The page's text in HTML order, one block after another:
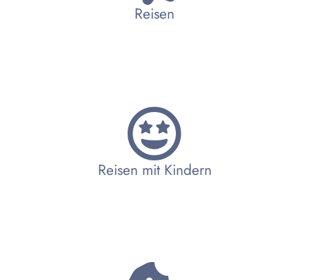
Reisen
Reisen mit Kindern